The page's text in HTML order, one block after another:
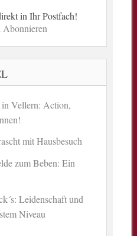
in Ihr Postfach!
Vellern: Action,
mit Hausbesuch
zum Beben: Ein
Leidenschaft und
Niveau